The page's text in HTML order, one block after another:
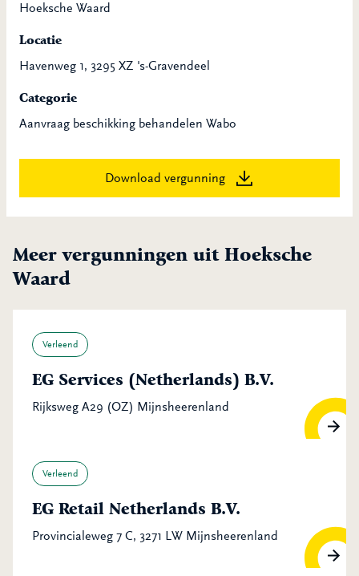
Hoeksche Waard
Locatie
Havenweg 1, 3295 XZ 's-Gravendeel
Categorie
Aanvraag beschikking behandelen Wabo
Download vergunning
Meer vergunningen uit Hoeksche
Waard
Verleend
EG Services (Netherlands) B.V.
Rijksweg A29 (OZ) Mijnsheerenland
Verleend
EG Retail Netherlands B.V.
Provincialeweg 7 C, 3271 LW Mijnsheerenland